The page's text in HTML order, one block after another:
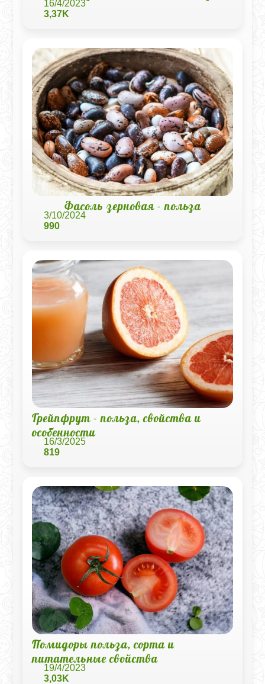
16/4/2023
3,37K
Фасоль зерновая - польза
3/10/2024
990
Грейпфрут - польза, свойства и
особенности
16/3/2025
819
Помидоры польза, сорта и
питательные свойства
19/4/2023
3,03K